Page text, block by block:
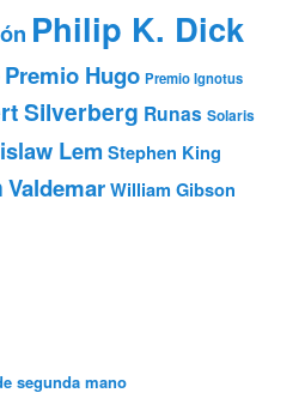
Philip K. Dick
Premio Hugo Premio Ignotus
Silverberg Runas Solaris
Lem Stephen King
ValdemarWilliam Gibson
segunda mano